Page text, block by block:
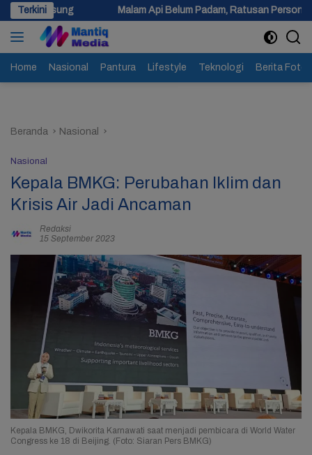
Langsung
ke
konten
Terkini
Malam Api Belum Padam, Ratusan Personel Berjibaku
Home Nasional Pantura Lifestyle Teknologi Berita Foto
Beranda Nasional
Nasional
Kepala BMKG: Perubahan Iklim dan
Krisis Air Jadi Ancaman
Redaksi
15 September 2023
Kepala BMKG, Dwikorita Karnawati saat menjadi pembicara di World Water
Congress ke 18 di Beijing. (Foto: Siaran Pers BMKG)